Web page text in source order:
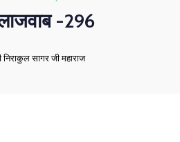
-296
निराकुल सागर जी महाराज